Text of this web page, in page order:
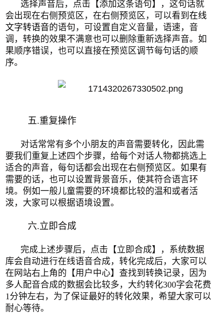
选择声音后，点击 【添加这条语句】
，这句话就
会出现在右侧预览区，在右侧预览区，可以看到在线
文字转语音的语句，可设置自定义音量，语速，音
调，转换的效果不满意也可以删除重新选择声音。如
果顺序错误，也可以直接在预览区调节每句话的顺
序。
五.重复操作
对话常常有多个小朋友的声音需要转化，因此需
要我们重复上述四个步骤，给每个对话人物都挑选上
适合的声音，每句话都会出现在右侧预览区。如果有
需要的话，也可以设置背景音乐，使其符合语言环
境。例如一般儿童需要的环境都比较的温和或者活
泼，大家可以根据语境设置。
六.立即合成
完成上述步骤后，点击 【立即合成】
，系统数据
库会自动进行在线语音合成，转化完成后，大家可以
在网站右上角的 【用户中心】查找到转换记录，
因为
多人配音合成的数据会比较多，大约转化300字会花费
1分钟左右，为了保证最好的转化效果，希望大家可以
耐心等待。